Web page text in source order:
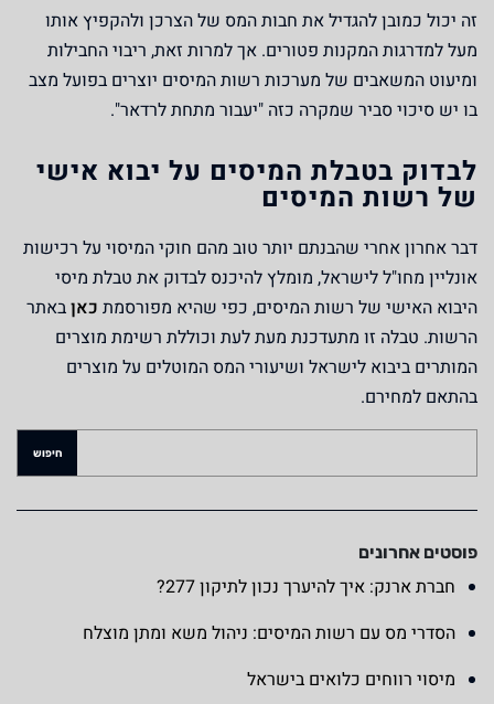
זה יכול כמובן להגדיל את חבות המס של הצרכן ולהקפיץ אותו
מעל למדרגות המקנות פטורים. אך למרות זאת, ריבוי החבילות
ומיעוט המשאבים של מערכות רשות המיסים יוצרים בפועל מצב
בו יש סיכוי סביר שמקרה כזה "יעבור מתחת לרדאר".
לבדוק בטבלת המיסים על יבוא אישי
של רשות המיסים
דבר אחרון אחרי שהבנתם יותר טוב מהם חוקי המיסוי על רכישות
אונליין מחו"ל לישראל, מומלץ להיכנס לבדוק את טבלת מיסי
היבוא האישי של רשות המיסים, כפי שהיא מפורסמת כאןבאתר
הרשות. טבלה זו מתעדכנת מעת לעת וכוללת רשימת מוצרים
המותרים ביבוא לישראל ושיעורי המס המוטלים על מוצרים
בהתאם למחירם.
פוסטים אחרונים
חברת ארנק: איך להיערך נכון לתיקון 277?
הסדרי מס עם רשות המיסים: ניהול משא ומתן מוצלח
מיסוי רווחים כלואים בישראל